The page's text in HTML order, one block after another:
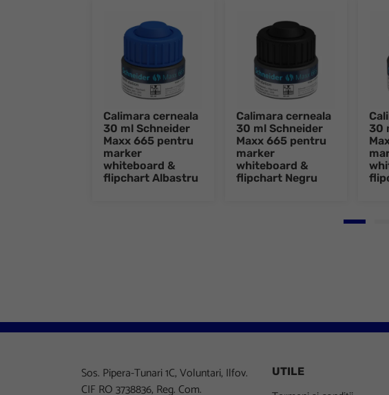
Calimara cerneala
30 ml Schneider
Maxx 665 pentru
marker
whiteboard &
flipchart Albastru
Calimara cerneala
30 ml Schneider
Maxx 665 pentru
marker
whiteboard &
flipchart Negru
30
Go to
Sos. Pipera-Tunari 1C, Voluntari, Ilfov.
CIF RO 3738836, Reg. Com.
UTILE